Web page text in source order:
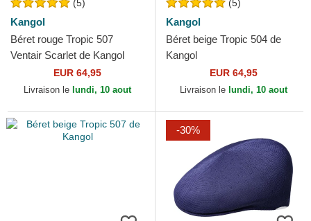
(5)
Kangol
Béret rouge Tropic 507
Ventair Scarlet de Kangol
EUR 64,95
Livraison le lundi, 10 aout
(5)
Kangol
Béret beige Tropic 504 de
Kangol
EUR 64,95
Livraison le lundi, 10 aout
-30%